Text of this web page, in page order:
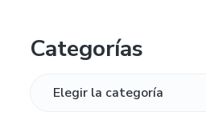
Categorías